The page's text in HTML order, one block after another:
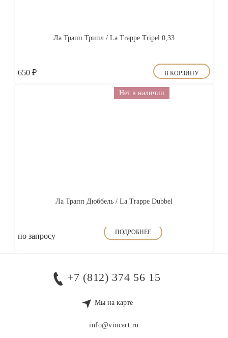
Ла Трапп Трипл / La Trappe Tripel 0,33
650 ₽ В КОРЗИНУ
Нет в наличии
Ла Трапп Дюббель / La Trappe Dubbel
по запросу ПОДРОБНЕЕ
+7 (812) 374 56 15
Мы на карте
info@vincart.ru